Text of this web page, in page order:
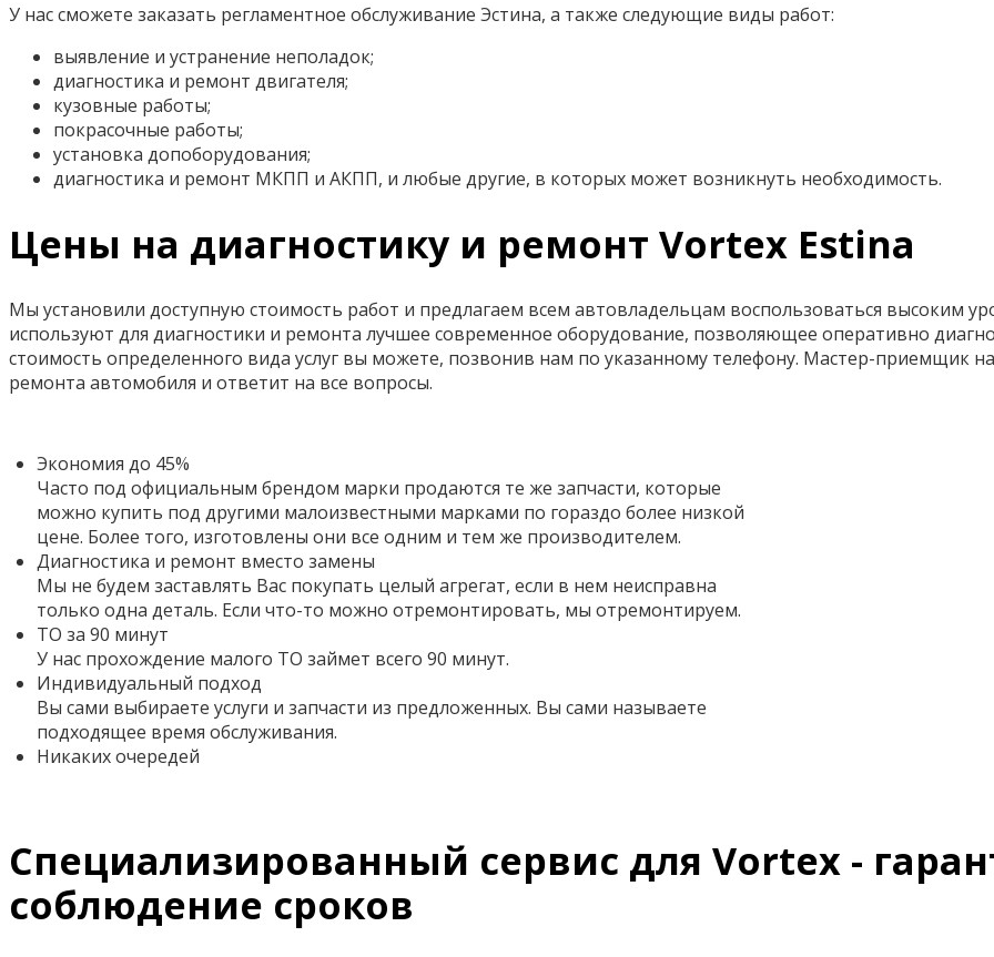
У нас сможете заказать регламентное обслуживание Эстина, а также следующие виды работ:
выявление и устранение неполадок;
диагностика и ремонт двигателя;
кузовные работы;
покрасочные работы;
установка допоборудования;
диагностика и ремонт МКПП и АКПП, и любые другие, в которых может возникнуть необходимость.
Цены на диагностику и ремонт Vortex Estina
Мы установили доступную стоимость работ и предлагаем всем автовладельцам воспользоваться высоким
используют для диагностики и ремонта лучшее современное оборудование, позволяющее оперативно
стоимость определенного вида услуг вы можете, позвонив нам по указанному телефону. Мастер-приемщик
ремонта автомобиля и ответит на все вопросы.
Экономия до 45%
Часто под официальным брендом марки продаются те же запчасти, которые
можно купить под другими малоизвестными марками по гораздо более низкой
цене. Более того, изготовлены они все одним и тем же производителем.
Диагностика и ремонт вместо замены
Мы не будем заставлять Вас покупать целый агрегат, если в нем неисправна
только одна деталь. Если что-то можно отремонтировать, мы отремонтируем.
ТО за 90 минут
У нас прохождение малого ТО займет всего 90 минут.
Индивидуальный подход
Вы сами выбираете услуги и запчасти из предложенных. Вы сами называете
подходящее время обслуживания.
Никаких очередей
Специализированный сервис для Vortex -
соблюдение сроков